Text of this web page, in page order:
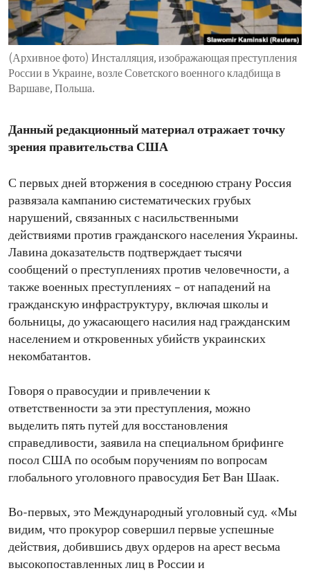
ENVIRONMENT AND HEALTH
IDEALS AND INSTITUTIONS
(Архивное фото) Инсталляция, изображающая преступления
России в Украине, возле Советского военного кладбища в
Варшаве, Польша.
Данный редакционный материал отражает точку
зрения правительства США
С первых дней вторжения в соседнюю страну Россия
развязала кампанию систематических грубых
нарушений, связанных с насильственными
действиями против гражданского населения Украины.
Лавина доказательств подтверждает тысячи
сообщений о преступлениях против человечности, а
также военных преступлениях – от нападений на
гражданскую инфраструктуру, включая школы и
больницы, до ужасающего насилия над гражданским
населением и откровенных убийств украинских
некомбатантов.
Говоря о правосудии и привлечении к
ответственности за эти преступления, можно
выделить пять путей для восстановления
справедливости, заявила на специальном брифинге
посол США по особым поручениям по вопросам
глобального уголовного правосудия Бет Ван Шаак.
Во-первых, это Международный уголовный суд. «Мы
видим, что прокурор совершил первые успешные
действия, добившись двух ордеров на арест весьма
высокопоставленных лиц в России и